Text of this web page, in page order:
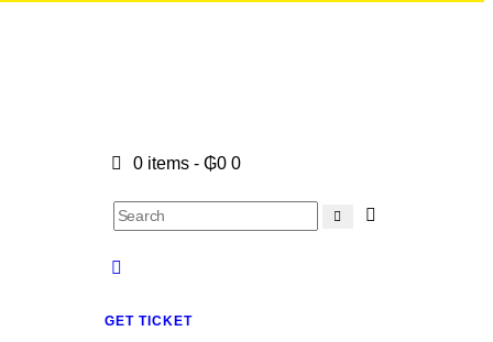
0 items - ₲0 0
GET TICKET